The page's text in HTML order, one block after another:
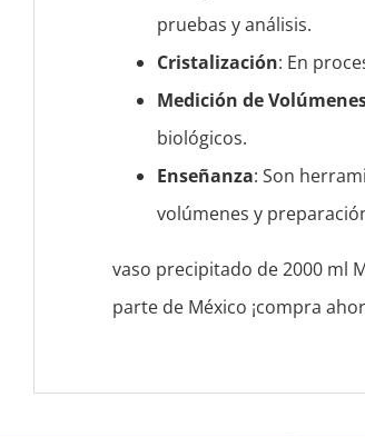
pruebas y análisis.
Cristalización: En
Medición de
biológicos.
Enseñanza: Son
volúmenes y
vaso precipitado de 2000 ml
parte de México ¡compra